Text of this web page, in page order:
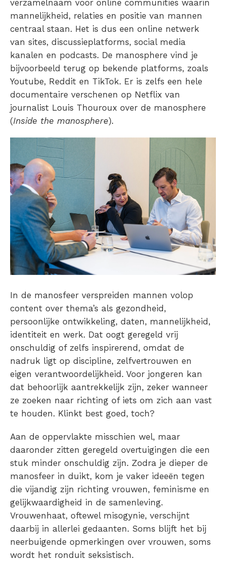
verzamelnaam voor online communities waarin
mannelijkheid, relaties en positie van mannen
centraal staan. Het is dus een online netwerk
van sites, discussieplatforms, social media
kanalen en podcasts. De manosphere vind je
bijvoorbeeld terug op bekende platforms, zoals
Youtube, Reddit en TikTok. Er is zelfs een hele
documentaire verschenen op Netflix van
journalist Louis Thouroux over de manosphere
(Inside the manosphere).
In de manosfeer verspreiden mannen volop
content over thema’s als gezondheid,
persoonlijke ontwikkeling, daten, mannelijkheid,
identiteit en werk. Dat oogt geregeld vrij
onschuldig of zelfs inspirerend, omdat de
nadruk ligt op discipline, zelfvertrouwen en
eigen verantwoordelijkheid. Voor jongeren kan
dat behoorlijk aantrekkelijk zijn, zeker wanneer
ze zoeken naar richting of iets om zich aan vast
te houden. Klinkt best goed, toch?
Aan de oppervlakte misschien wel, maar
daaronder zitten geregeld overtuigingen die een
stuk minder onschuldig zijn. Zodra je dieper de
manosfeer in duikt, kom je vaker ideeën tegen
die vijandig zijn richting vrouwen, feminisme en
gelijkwaardigheid in de samenleving.
Vrouwenhaat, oftewel misogynie, verschijnt
daarbij in allerlei gedaanten. Soms blijft het bij
neerbuigende opmerkingen over vrouwen, soms
wordt het ronduit seksistisch.